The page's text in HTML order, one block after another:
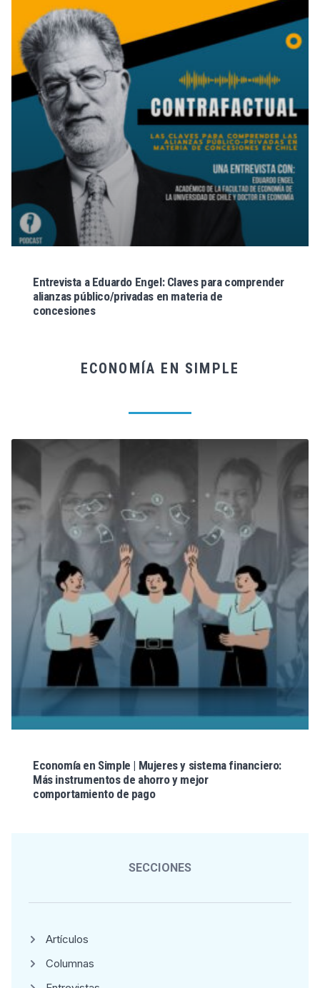
Entrevista a Eduardo Engel: Claves para comprender
alianzas público/privadas en materia de
concesiones
ECONOMÍA EN SIMPLE
Economía en Simple | Mujeres y sistema financiero:
Más instrumentos de ahorro y mejor
comportamiento de pago
SECCIONES
Artículos
Columnas